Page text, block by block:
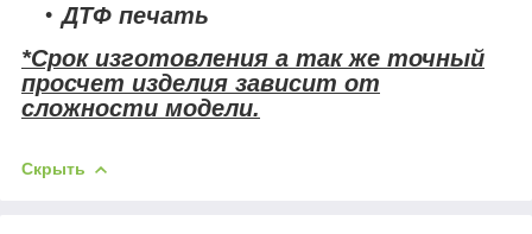
ДТФ печать
*Срок изготовления а так же точный
просчет изделия зависит от
сложности модели.
Скрыть